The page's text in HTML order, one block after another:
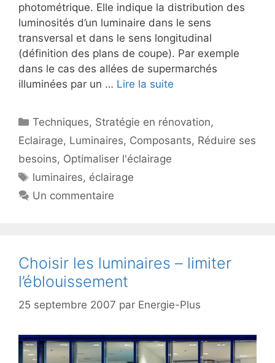
photométrique. Elle indique la distribution des
luminosités d’un luminaire dans le sens
transversal et dans le sens longitudinal
(définition des plans de coupe). Par exemple
dans le cas des allées de supermarchés
illuminées par un … Lire la suite
Catégories
Techniques, Stratégie en rénovation,
Eclairage, Luminaires, Composants, Réduire ses
besoins, Optimaliser l'éclairage
Étiquettes
luminaires, éclairage
Un commentaire
Choisir les luminaires – limiter
l’éblouissement
25 septembre 2007 par Energie-Plus